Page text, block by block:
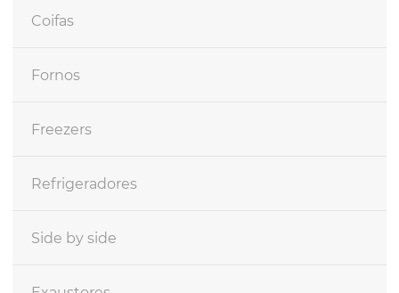
Coifas
Fornos
Freezers
Refrigeradores
Side by side